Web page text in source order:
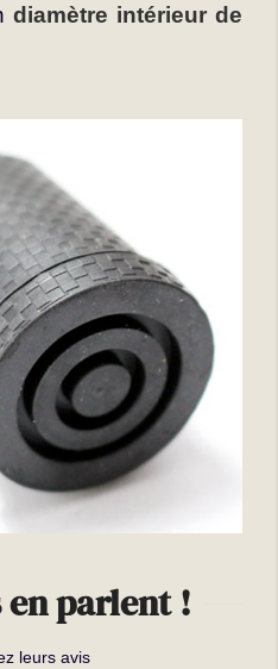
diamètre intérieur de
en parlent !
leurs avis